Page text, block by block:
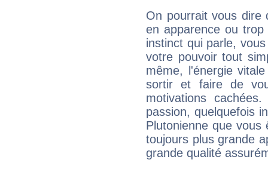
On pourrait vous dire
en apparence ou
instinct qui parle,
votre pouvoir tout
même, l'énergie
sortir et faire de
motivations
passion, quelquefois
Plutonienne que
toujours plus grande
grande qualité